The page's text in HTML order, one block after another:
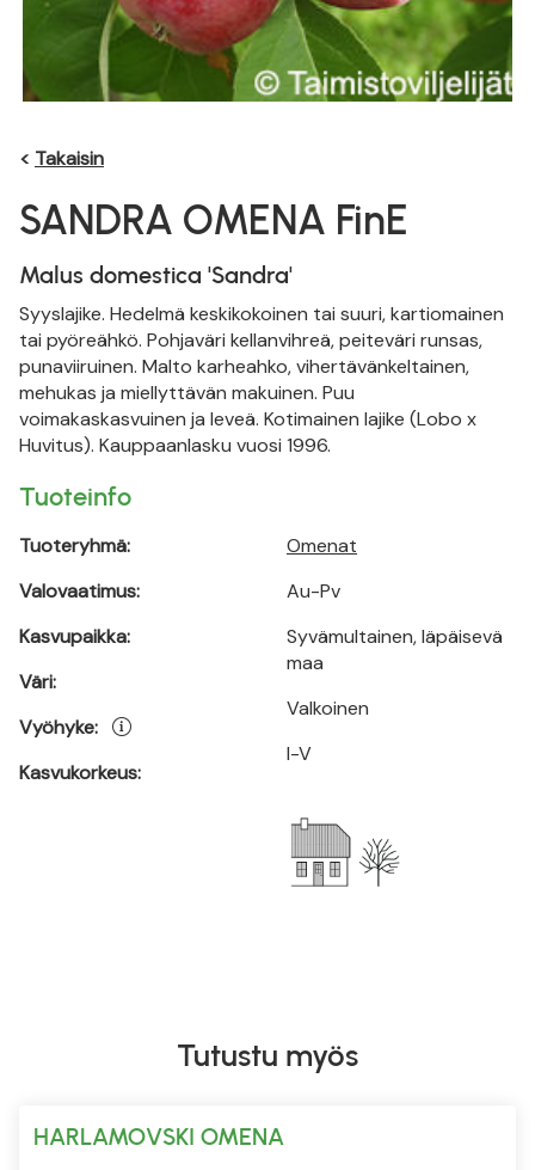
< Takaisin
SANDRA OMENA FinE
Malus domestica 'Sandra'
Syyslajike. Hedelmä keskikokoinen tai suuri, kartiomainen
tai pyöreähkö. Pohjaväri kellanvihreä, peiteväri runsas,
punaviiruinen. Malto karheahko, vihertävänkeltainen,
mehukas ja miellyttävän makuinen. Puu
voimakaskasvuinen ja leveä. Kotimainen lajike (Lobo x
Huvitus). Kauppaanlasku vuosi 1996.
Tuoteinfo
Tuoteryhmä:
Valovaatimus:
Kasvupaikka:
Väri:
Vyöhyke:
Kasvukorkeus:
Omenat
Au-Pv
Syvämultainen, läpäisevä
maa
Valkoinen
I-V
Tutustu myös
HARLAMOVSKI OMENA